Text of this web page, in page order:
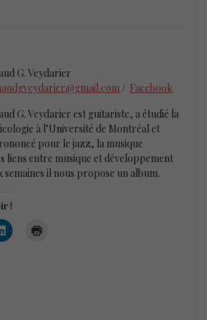
G. Veydarier
/ Facebook
G. Veydarier est guitariste, a étudié la
à l’Université de Montréal et
pour le jazz, la musique
liens entre musique et développement
semaines il nous propose un album.
!